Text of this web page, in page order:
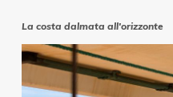
La costa dalmata all'orizzonte